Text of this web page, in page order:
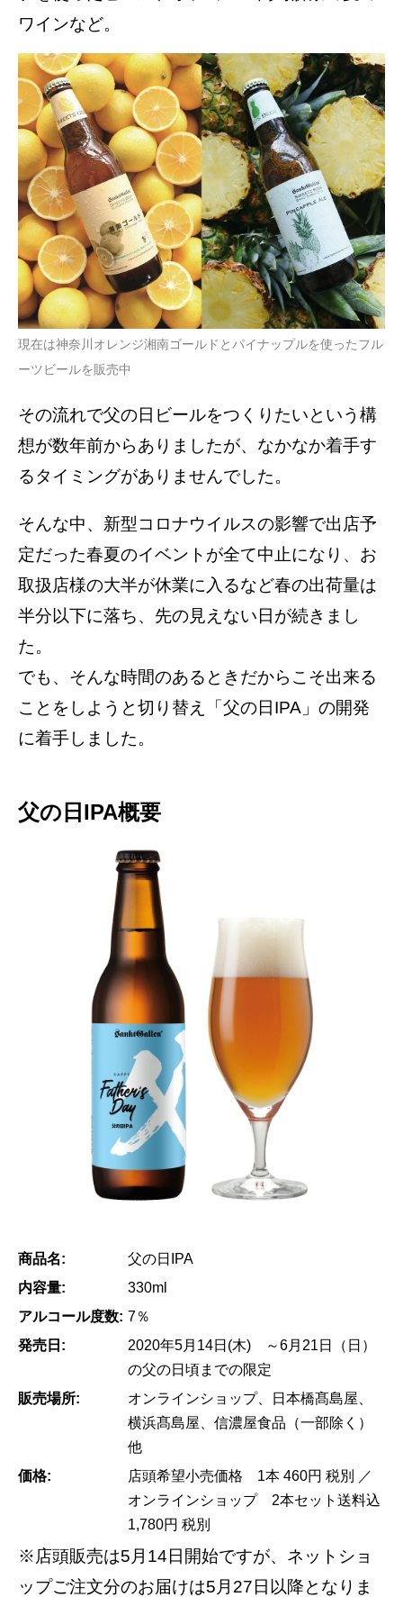
ワインなど。
現在は神奈川オレンジ湘南ゴールドとパイナップルを使ったフル
ーツビールを販売中
その流れで父の日ビールをつくりたいという構
想が数年前からありましたが、なかなか着手す
るタイミングがありませんでした。
そんな中、新型コロナウイルスの影響で出店予
定だった春夏のイベントが全て中止になり、お
取扱店様の大半が休業に入るなど春の出荷量は
半分以下に落ち、先の見えない日が続きまし
た。
でも、そんな時間のあるときだからこそ出来る
ことをしようと切り替え「父の日IPA」の開発
に着手しました。
父の日IPA概要
商品名:
父の日IPA
内容量:
330ml
アルコール度数: 7％
発売日:
2020年5月14日(木) ～6月21日（日）
の父の日頃までの限定
販売場所:
オンラインショップ、日本橋髙島屋、
横浜髙島屋、信濃屋食品（一部除く）
他
価格:
店頭希望小売価格 1本 460円 税別 ／
オンラインショップ 2本セット送料込
1,780円 税別
※店頭販売は5月14日開始ですが、ネットショ
ップご注文分のお届けは5月27日以降となりま